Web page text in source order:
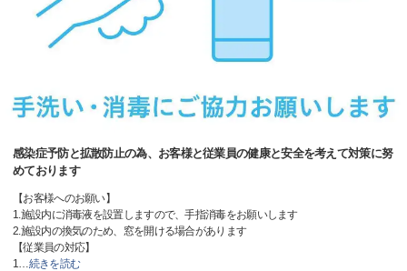
感染症予防と拡散防止の為、お客様と従業員の健康と安全を考えて対策に努
めております
【お客様へのお願い】
1.施設内に消毒液を設置しますので、手指消毒をお願いします
2.施設内の換気のため、窓を開ける場合があります
【従業員の対応】
1…続きを読む